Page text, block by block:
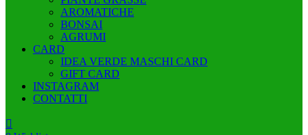
AROMATICHE
BONSAI
AGRUMI
CARD
IDEA VERDE MASCHI CARD
GIFT CARD
INSTAGRAM
CONTATTI